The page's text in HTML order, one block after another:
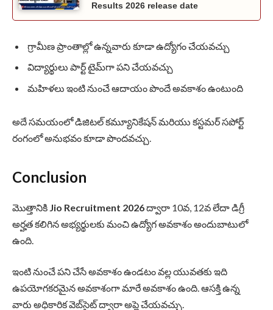
Results 2026 release date
గ్రామీణ ప్రాంతాల్లో ఉన్నవారు కూడా ఉద్యోగం చేయవచ్చు
విద్యార్థులు పార్ట్ టైమ్‌గా పని చేయవచ్చు
మహిళలు ఇంటి నుంచే ఆదాయం పొందే అవకాశం ఉంటుంది
అదే సమయంలో డిజిటల్ కమ్యూనికేషన్ మరియు కస్టమర్ సపోర్ట్
రంగంలో అనుభవం కూడా పొందవచ్చు.
Conclusion
మొత్తానికి Jio Recruitment 2026ద్వారా 10వ, 12వ లేదా డిగ్రీ
అర్హత కలిగిన అభ్యర్థులకు మంచి ఉద్యోగ అవకాశం అందుబాటులో
ఉంది.
ఇంటి నుంచే పని చేసే అవకాశం ఉండటం వల్ల యువతకు ఇది
ఉపయోగకరమైన అవకాశంగా మారే అవకాశం ఉంది. ఆసక్తి ఉన్న
వారు అధికారిక వెబ్‌సైట్ ద్వారా అప్లై చేయవచ్చు.